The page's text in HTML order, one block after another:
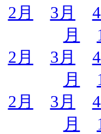
2月 3月
月
2月 3月
月
2月 3月
月